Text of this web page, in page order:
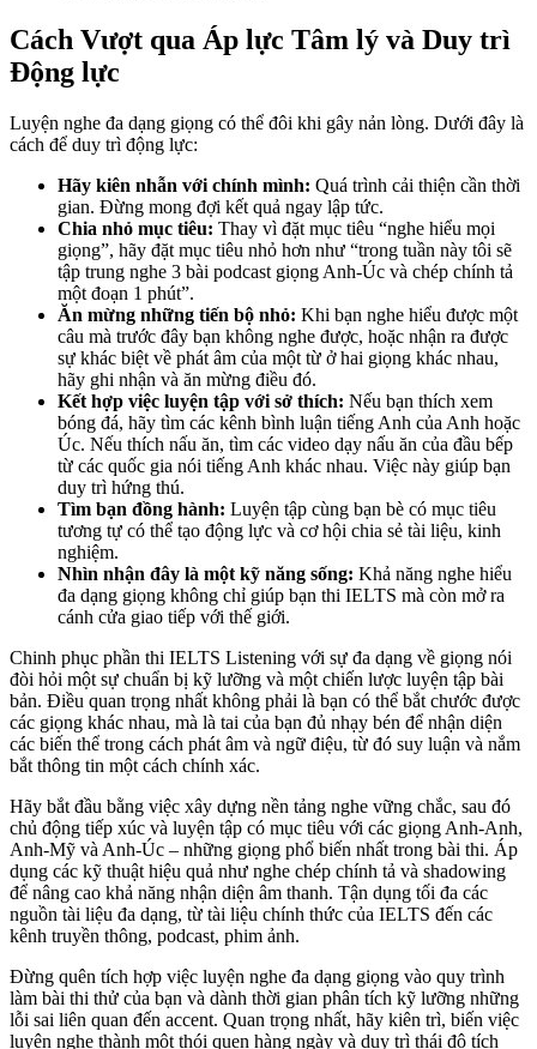
Cách Vượt qua Áp lực Tâm lý và Duy trì
Động lực
Luyện nghe đa dạng giọng có thể đôi khi gây nản lòng. Dưới đây là
cách để duy trì động lực:
Hãy kiên nhẫn với chính mình: Quá trình cải thiện cần thời
gian. Đừng mong đợi kết quả ngay lập tức.
Chia nhỏ mục tiêu: Thay vì đặt mục tiêu “nghe hiểu mọi
giọng”, hãy đặt mục tiêu nhỏ hơn như “trong tuần này tôi sẽ
tập trung nghe 3 bài podcast giọng Anh-Úc và chép chính tả
một đoạn 1 phút”.
Ăn mừng những tiến bộ nhỏ: Khi bạn nghe hiểu được một
câu mà trước đây bạn không nghe được, hoặc nhận ra được
sự khác biệt về phát âm của một từ ở hai giọng khác nhau,
hãy ghi nhận và ăn mừng điều đó.
Kết hợp việc luyện tập với sở thích: Nếu bạn thích xem
bóng đá, hãy tìm các kênh bình luận tiếng Anh của Anh hoặc
Úc. Nếu thích nấu ăn, tìm các video dạy nấu ăn của đầu bếp
từ các quốc gia nói tiếng Anh khác nhau. Việc này giúp bạn
duy trì hứng thú.
Tìm bạn đồng hành: Luyện tập cùng bạn bè có mục tiêu
tương tự có thể tạo động lực và cơ hội chia sẻ tài liệu, kinh
nghiệm.
Nhìn nhận đây là một kỹ năng sống: Khả năng nghe hiểu
đa dạng giọng không chỉ giúp bạn thi IELTS mà còn mở ra
cánh cửa giao tiếp với thế giới.
Chinh phục phần thi IELTS Listening với sự đa dạng về giọng nói
đòi hỏi một sự chuẩn bị kỹ lưỡng và một chiến lược luyện tập bài
bản. Điều quan trọng nhất không phải là bạn có thể bắt chước được
các giọng khác nhau, mà là tai của bạn đủ nhạy bén để nhận diện
các biến thể trong cách phát âm và ngữ điệu, từ đó suy luận và nắm
bắt thông tin một cách chính xác.
Hãy bắt đầu bằng việc xây dựng nền tảng nghe vững chắc, sau đó
chủ động tiếp xúc và luyện tập có mục tiêu với các giọng Anh-Anh,
Anh-Mỹ và Anh-Úc – những giọng phổ biến nhất trong bài thi. Áp
dụng các kỹ thuật hiệu quả như nghe chép chính tả và shadowing
để nâng cao khả năng nhận diện âm thanh. Tận dụng tối đa các
nguồn tài liệu đa dạng, từ tài liệu chính thức của IELTS đến các
kênh truyền thông, podcast, phim ảnh.
Đừng quên tích hợp việc luyện nghe đa dạng giọng vào quy trình
làm bài thi thử của bạn và dành thời gian phân tích kỹ lưỡng những
lỗi sai liên quan đến accent. Quan trọng nhất, hãy kiên trì, biến việc
luyện nghe thành một thói quen hàng ngày và duy trì thái độ tích